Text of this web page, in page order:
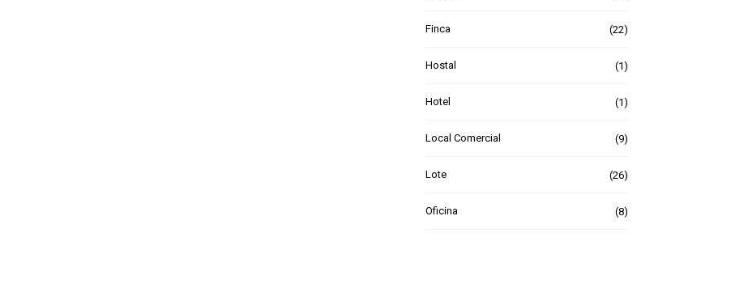
Finca (22)
Hostal (1)
Hotel (1)
Local Comercial (9)
Lote (26)
Oficina (8)